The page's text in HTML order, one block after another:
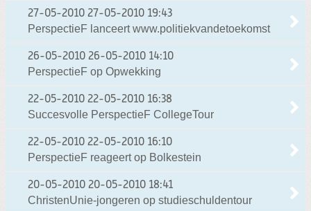
27-05-2010 27-05-2010 19:43
PerspectieF lanceert www.politiekvandetoekomst
26-05-2010 26-05-2010 14:10
PerspectieF op Opwekking
22-05-2010 22-05-2010 16:38
Succesvolle PerspectieF CollegeTour
22-05-2010 22-05-2010 16:10
PerspectieF reageert op Bolkestein
20-05-2010 20-05-2010 18:41
ChristenUnie-jongeren op studieschuldentour